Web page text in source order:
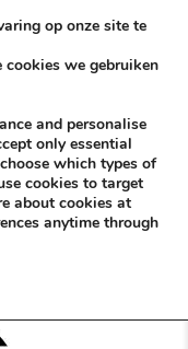
®
op onze site te
cookies we gebruiken
and personalise
only essential
which types of
cookies to target
about cookies at
anytime through